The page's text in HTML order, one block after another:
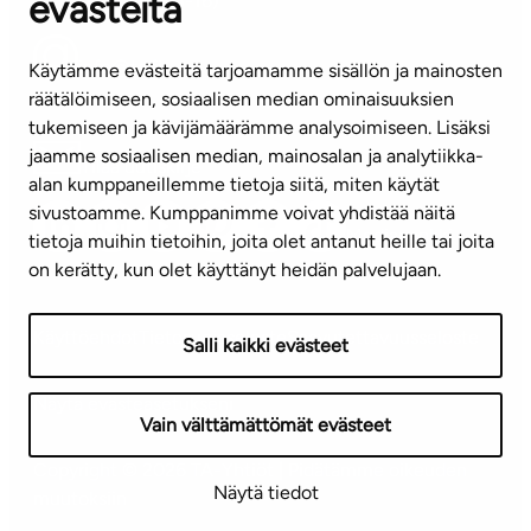
evästeitä
Käytämme evästeitä tarjoamamme sisällön ja mainosten
räätälöimiseen, sosiaalisen median ominaisuuksien
tukemiseen ja kävijämäärämme analysoimiseen. Lisäksi
jaamme sosiaalisen median, mainosalan ja analytiikka-
alan kumppaneillemme tietoja siitä, miten käytät
sivustoamme. Kumppanimme voivat yhdistää näitä
tietoja muihin tietoihin, joita olet antanut heille tai joita
on kerätty, kun olet käyttänyt heidän palvelujaan.
Salli kaikki evästeet
Vain välttämättömät evästeet
Näytä tiedot
info@ta.fi
Tilaa uutiskirje
Mediapankki
TietosuojaselosteSaavutettavuusseloste